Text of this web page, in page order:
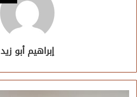
إبراهيم أبو زيد